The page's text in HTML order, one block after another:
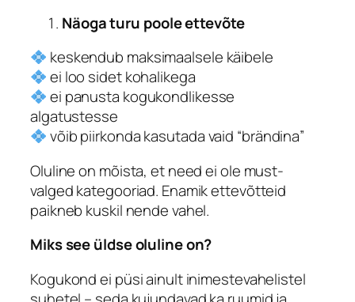
Näoga turu poole ettevõte
keskendub maksimaalsele käibele
ei loo sidet kohalikega
ei panusta kogukondlikesse
algatustesse
võib piirkonda kasutada vaid “brändina”
Oluline on mõista, et need ei ole must-
valged kategooriad. Enamik ettevõtteid
paikneb kuskil nende vahel.
Miks see üldse oluline on?
Kogukond ei püsi ainult inimestevahelistel